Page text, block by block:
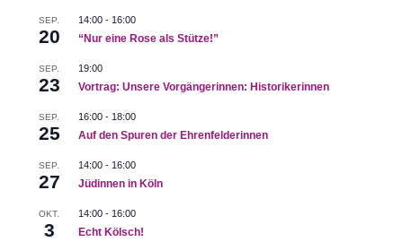
SEP.
20
14:00- 16:00
“Nur eine Rose als Stütze!”
SEP.
23
19:00
Vortrag: Unsere Vorgängerinnen: Historikerinnen
SEP.
25
16:00- 18:00
Auf den Spuren der Ehrenfelderinnen
SEP.
27
14:00- 16:00
Jüdinnen in Köln
OKT.
3
14:00- 16:00
Echt Kölsch!